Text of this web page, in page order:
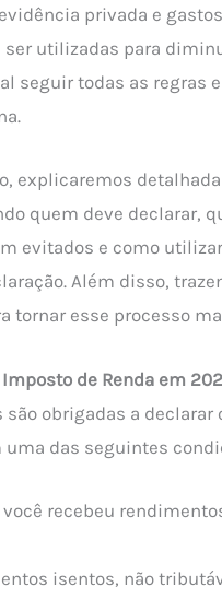
privada e
utilizadas para
seguir todas as regras
explicaremos
quem deve declarar,
evitados e como
Além disso,
tornar esse processo
de Renda em
obrigadas a
uma das seguintes
recebeu
isentos, não